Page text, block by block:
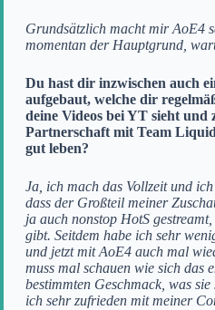
Grundsätzlich macht mir AoE4
momentan der Hauptgrund,
Du hast dir inzwischen auch
aufgebaut, welche dir
deine Videos bei YT sieht und
Partnerschaft mit Team
gut leben?
Ja, ich mach das Vollzeit und
dass der Großteil meiner
ja auch nonstop HotS
gibt. Seitdem habe ich sehr
und jetzt mit AoE4 auch mal
muss mal schauen wie sich das
bestimmten Geschmack, was
ich sehr zufrieden mit meiner